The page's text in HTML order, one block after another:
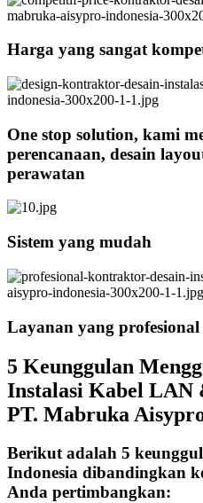
Harga yang sangat
One stop solution, kami
perencanaan, desain
perawatan
Sistem yang mudah
Layanan yang profesional
5 Keunggulan
Instalasi Kabel
PT. Mabruka
Berikut adalah 5
Indonesia dibandingkan
Anda pertimbangkan: